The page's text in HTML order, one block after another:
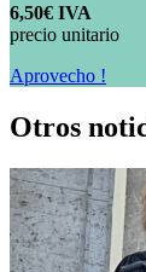
6,50€ IVA
precio unitario
Aprovecho !
Otros